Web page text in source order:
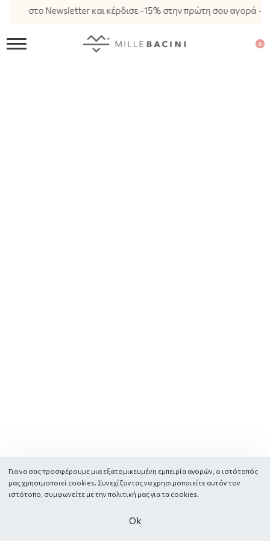
στο Newsletter και κέρδισε -15% στην πρώτη σου αγορά
0
Για να σας προσφέρουμε μια εξατομικευμένη εμπειρία αγορών, ο ιστότοπός
μας χρησιμοποιεί cookies. Συνεχίζοντας να χρησιμοποιείτε αυτόν τον
ιστότοπο, συμφωνείτε με την πολιτική μας για τα cookies.
Οk